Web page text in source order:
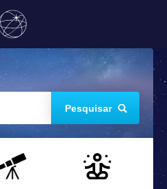
Pesquisar